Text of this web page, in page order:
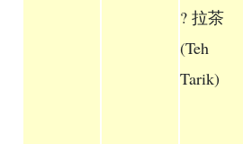
? 拉茶
(Teh
Tarik)